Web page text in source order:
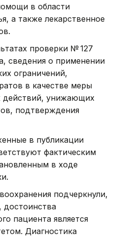
в области
а также лекарственное
проверки № 127
сведения о применении
ограничений,
в качестве меры
действий, унижающих
подтверждения
в публикации
фактическим
в ходе
подчеркнули,
достоинства
пациента является
Диагностика